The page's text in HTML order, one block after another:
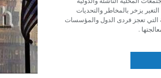
يزخر بالمخاطر والتحديات
التي تعجز فردى الدول والمؤسسات
.